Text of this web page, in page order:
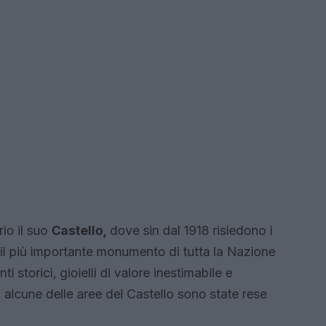
il suo Castello, dove sin dal 1918 risiedono i
più importante monumento di tutta la Nazione
storici, gioielli di valore inestimabile e
delle aree del Castello sono state rese